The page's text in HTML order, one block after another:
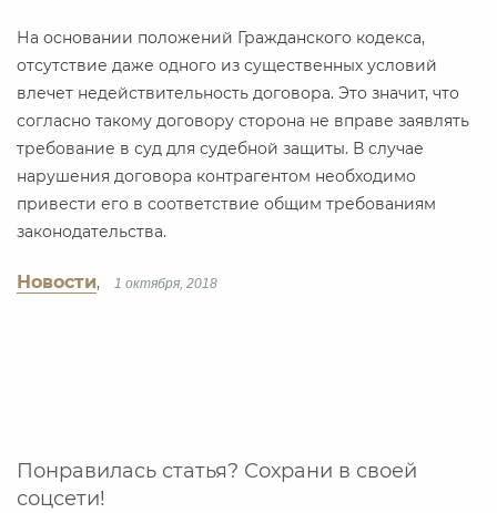
На основании положений Гражданского кодекса,
отсутствие даже одного из существенных условий
влечет недействительность договора. Это значит, что
согласно такому договору сторона не вправе заявлять
требование в суд для судебной защиты. В случае
нарушения договора контрагентом необходимо
привести его в соответствие общим требованиям
законодательства.
Новости, 1 октября, 2018
Понравилась статья? Сохрани в своей
соцсети!